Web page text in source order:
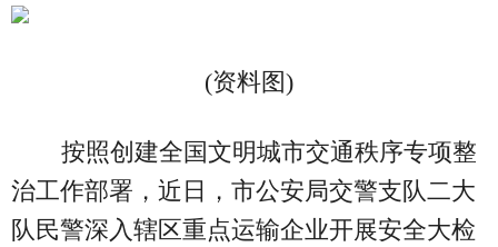
(资料图)
按照创建全国文明城市交通秩序专项整
治工作部署，近日，市公安局交警支队二大
队民警深入辖区重点运输企业开展安全大检